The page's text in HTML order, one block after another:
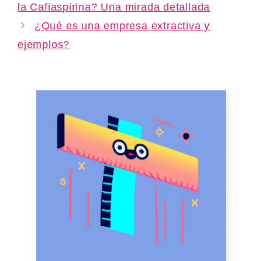
la Cafiaspirina? Una mirada detallada
¿Qué es una empresa extractiva y
ejemplos?